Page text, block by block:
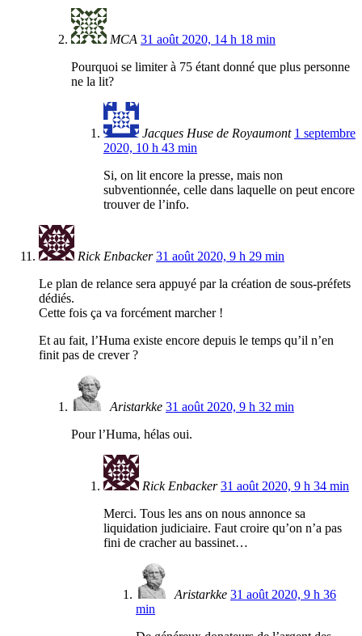
MCA 31 août 2020, 14 h 18 min
Pourquoi se limiter à 75 étant donné que plus personne
ne la lit?
Jacques Huse de Royaumont 1 septembre
2020, 10 h 43 min
Si, on lit encore la presse, mais non
subventionnée, celle dans laquelle on peut encore
trouver de l’info.
Rick Enbacker 31 août 2020, 9 h 29 min
Le plan de relance sera appuyé par la création de sous-préfets
dédiés.
Cette fois ça va forcément marcher !
Et au fait, l’Huma existe encore depuis le temps qu’il n’en
finit pas de crever ?
Aristarkke 31 août 2020, 9 h 32 min
Pour l’Huma, hélas oui.
Rick Enbacker 31 août 2020, 9 h 34 min
Merci. Tous les ans on nous annonce sa
liquidation judiciaire. Faut croire qu’on n’a pas
fini de cracher au bassinet…
Aristarkke 31 août 2020, 9 h 36
min